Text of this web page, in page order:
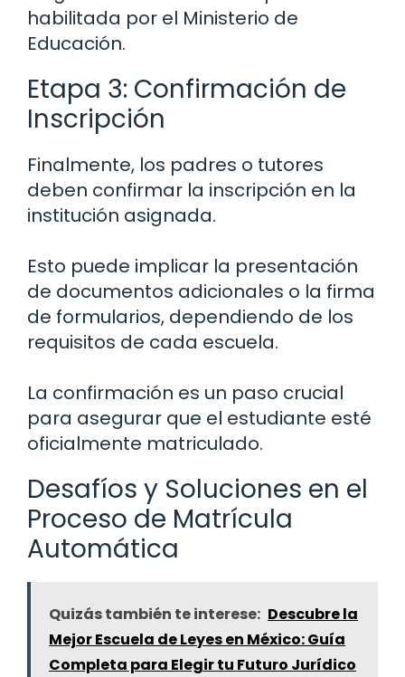
habilitada por el Ministerio de
Educación.
Etapa 3: Confirmación de
Inscripción
Finalmente, los padres o tutores
deben confirmar la inscripción en la
institución asignada.
Esto puede implicar la presentación
de documentos adicionales o la firma
de formularios, dependiendo de los
requisitos de cada escuela.
La confirmación es un paso crucial
para asegurar que el estudiante esté
oficialmente matriculado.
Desafíos y Soluciones en el
Proceso de Matrícula
Automática
Quizás también te interese: Descubre la
Mejor Escuela de Leyes en México: Guía
Completa para Elegir tu Futuro Jurídico